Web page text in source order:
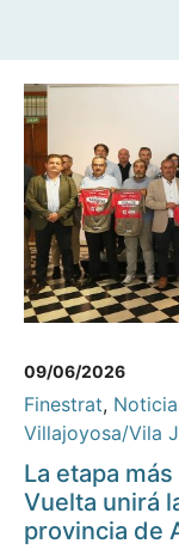
09/06/2026
Finestrat,
Villajoyosa/Vila
La etapa
Vuelta unirá
provincia de